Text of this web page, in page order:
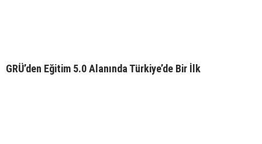
GRÜ’den Eğitim 5.0 Alanında Türkiye’de Bir İlk